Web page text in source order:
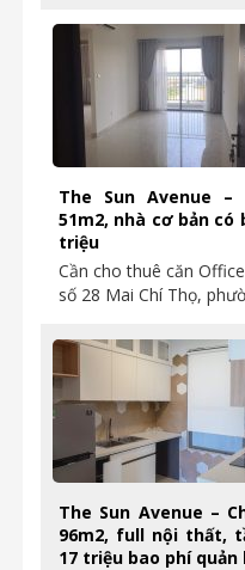
The Sun Avenue
51m2, nhà cơ bản có
triệu
Cần cho thuê căn
số 28 Mai Chí Thọ,
The Sun Avenue –
96m2, full nội thất,
17 triệu bao phí quản